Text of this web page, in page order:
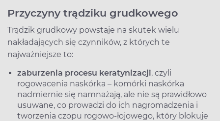
Przyczyny trądziku grudkowego
Trądzik grudkowy powstaje na skutek wielu
nakładających się czynników, z których te
najważniejsze to:
zaburzenia procesu keratynizacji, czyli
rogowacenia naskórka – komórki naskórka
nadmiernie się namnażają, ale nie są prawidłowo
usuwane, co prowadzi do ich nagromadzenia i
tworzenia czopu rogowo-łojowego, który blokuje